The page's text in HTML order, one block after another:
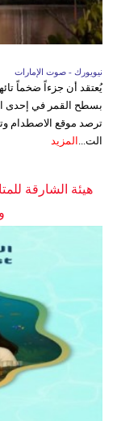
نيويورك - صوت الإمارات
بسطح القمر في إحدى
ترصد موقع الاصطدام
الت...
المزيد
هيئة الشارقة